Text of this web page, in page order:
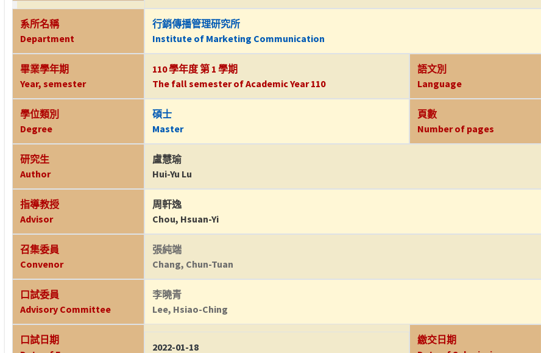
系所名稱
Department
行銷傳播管理研究所
Institute of Marketing Communication
畢業學年期
Year, semester
110 學年度 第 1 學期
The fall semester of Academic Year 110
語文別
Language
學位類別
Degree
碩士
Master
頁數
Number of pages
研究生
Author
盧慧瑜
Hui-Yu Lu
指導教授
Advisor
周軒逸
Chou, Hsuan-Yi
召集委員
Convenor
張純端
Chang, Chun-Tuan
口試委員
Advisory Committee
李曉青
Lee, Hsiao-Ching
口試日期
2022-01-18
繳交日期